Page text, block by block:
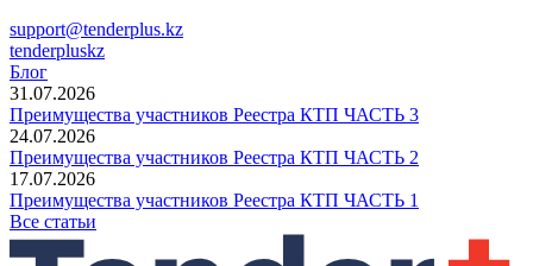
support@tenderplus.kz
tenderpluskz
Блог
31.07.2026
Преимущества участников Реестра КТП ЧАСТЬ 3
24.07.2026
Преимущества участников Реестра КТП ЧАСТЬ 2
17.07.2026
Преимущества участников Реестра КТП ЧАСТЬ 1
Все статьи